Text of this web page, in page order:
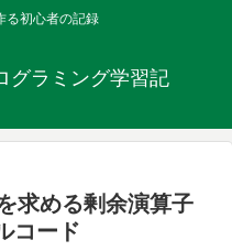
る初心者の記録
グラミング学習記
求める剰余演算子
コード